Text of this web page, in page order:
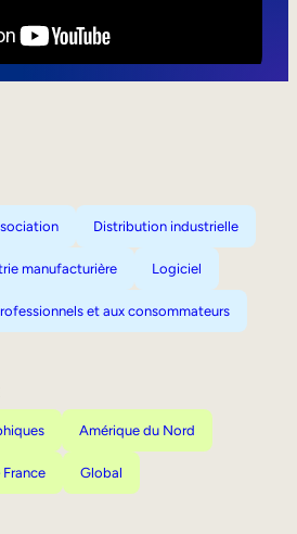
Distribution industrielle
manufacturière Logiciel
et aux consommateurs
Amérique du Nord
France Global